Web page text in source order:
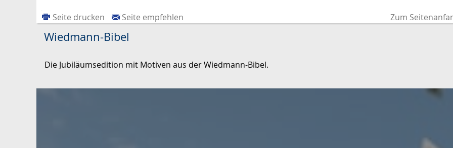
Zum
Seite drucken Seite empfehlen
Wiedmann-Bibel
Die Jubiläumsedition mit Motiven aus der Wiedmann-Bibel.